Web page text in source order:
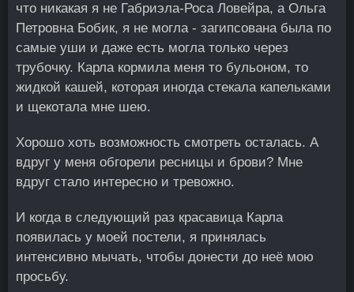
что никакая я не Габриэла-Роса Ловейра, а Ольга
Петровна Бобик, я не могла - загипсована была по
самые уши и даже есть могла только через
трубочку. Карла кормила меня то бульоном, то
жидкой кашей, которая иногда стекала капельками
и щекотала мне шею.
Хорошо хоть возможность смотреть осталась. А
вдруг у меня обгорели ресницы и брови? Мне
вдруг стало интересно и тревожно.
И когда в следующий раз красавица Карла
появилась у моей постели, я принялась
интенсивно мычать, чтобы донести до неё мою
просьбу.